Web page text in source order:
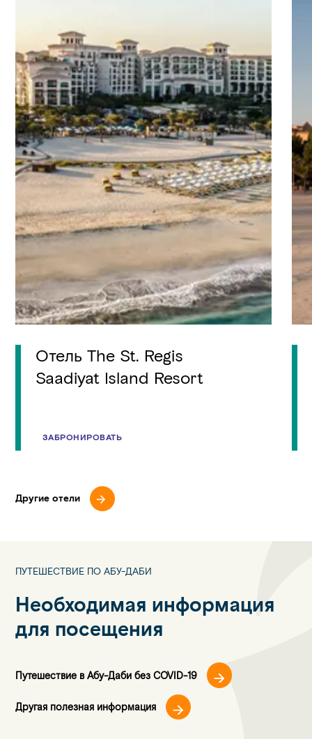
Отель The St. Regis
Saadiyat Island Resort
ЗАБРОНИРОВАТЬ
Другие отели
ПУТЕШЕСТВИЕ ПО АБУ-ДАБИ
Необходимая информация
для посещения
Путешествие в Абу-Даби без COVID-19
Другая полезная информация